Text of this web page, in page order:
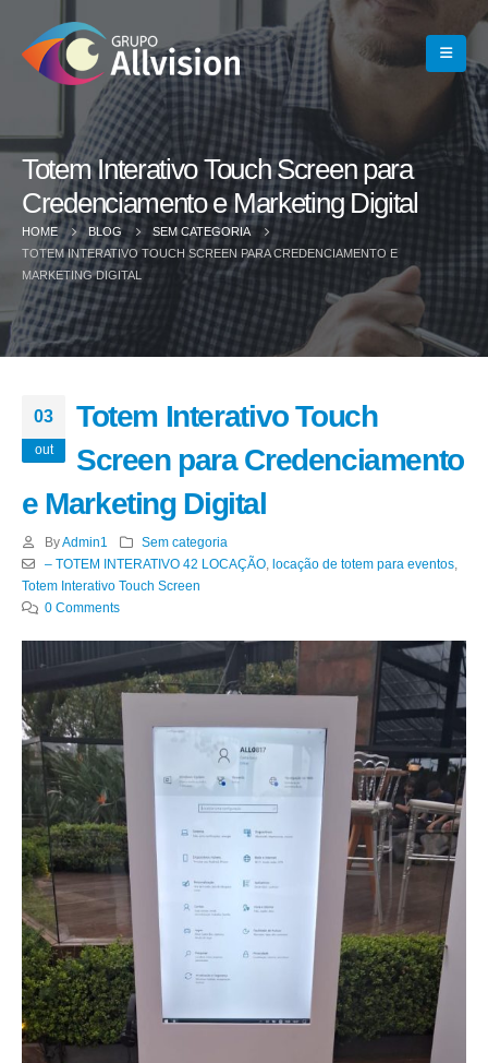
Totem Interativo Touch Screen para
Credenciamento e Marketing Digital
HOME BLOG
SEM CATEGORIA
TOTEM INTERATIVO TOUCH SCREEN PARA CREDENCIAMENTO E
MARKETING DIGITAL
03
out
Totem Interativo Touch
Screen para Credenciamento
e Marketing Digital
ByAdmin1
Sem categoria
– TOTEM INTERATIVO 42 LOCAÇÃO, locação de totem para eventos,
Totem Interativo Touch Screen
0 Comments